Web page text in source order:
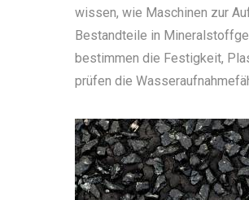
wissen, wie Maschinen zur
Bestandteile in
bestimmen die Festigkeit,
prüfen die